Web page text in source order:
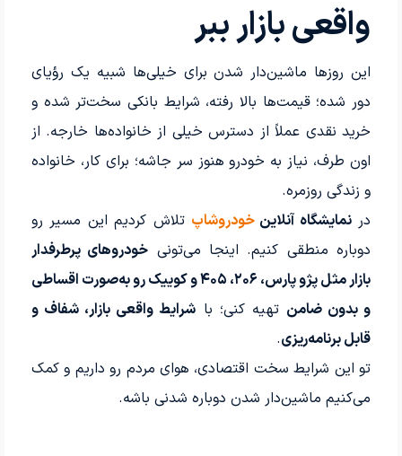
واقعی بازار ببر
این روزها ماشین‌دار شدن برای خیلی‌ها شبیه یک رؤیای
دور شده؛ قیمت‌ها بالا رفته، شرایط بانکی سخت‌تر شده و
خرید نقدی عملاً از دسترس خیلی از خانواده‌ها خارجه. از
اون طرف، نیاز به خودرو هنوز سر جاشه؛ برای کار، خانواده
و زندگی روزمره.
درنمایشگاه آنلاینخودروشاپ تلاش کردیم این مسیر رو
دوباره منطقی کنیم. اینجا می‌تونی خودروهای پرطرفدار
بازار مثل پژو پارس، ۲۰۶، ۴۰۵ و کوییک رو به‌صورت اقساطی
و بدون ضامن تهیه کنی؛ با شرایط واقعی بازار، شفاف و
قابل برنامه‌ریزی.
تو این شرایط سخت اقتصادی، هوای مردم رو داریم و کمک
می‌کنیم ماشین‌دار شدن دوباره شدنی باشه.